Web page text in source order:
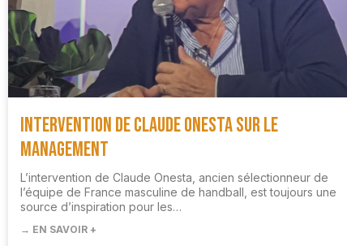
Intervention de Claude Onesta sur le
management
L’intervention de Claude Onesta, ancien sélectionneur de
l’équipe de France masculine de handball, est toujours une
source d’inspiration pour les…
→ EN SAVOIR +